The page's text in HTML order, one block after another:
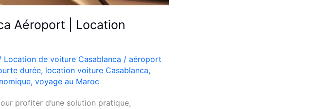
Aéroport | Location
Location de voiture Casablanca / aéroport
durée, location voiture Casablanca,
, voyage au Maroc
profiter d’une solution pratique,